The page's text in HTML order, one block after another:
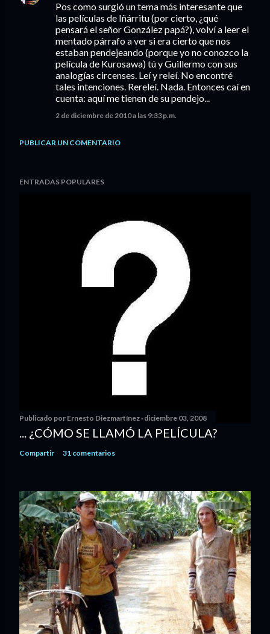
Pos como surgió un tema más interesante que
las películas de Iñárritu (por cierto, ¿qué
pensará el señor González papá?), volví a leer el
mentado párrafo a ver si era cierto que nos
estaban pendejeando (porque yo no conozco la
película de Kurosawa) tú y Guillermo con sus
analogías circenses. Leí y releí. No encontré
tales intenciones. Rereleí. Nada. Entonces caí en
cuenta: aquí me tienen de su pendejo...
2 de diciembre de 2010 a las 9:33 p.m.
PUBLICAR UN COMENTARIO
ENTRADAS POPULARES
Publicado por Ernesto Diezmartínez diciembre 03, 2008
... ¿CÓMO SE LLAMÓ LA PELÍCULA?
Compartir 31 comentarios